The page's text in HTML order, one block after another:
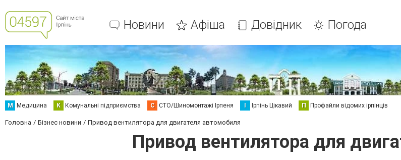
Новини Афіша Довідник Погода
М Медицина К Комунальні підприємства С СТО/Шиномонтажі Ірпеня І Ірпінь Цікавий П Профайли відомих ірпінців
Головна Бізнес новини Привод вентилятора для двигателя автомобиля
Привод вентилятора для